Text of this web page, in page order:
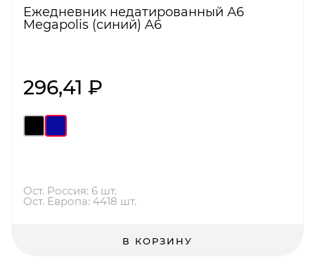
Ежедневник недатированный А6
Megapolis (синий) A6
296,41 ₽
Ост. Россия: 6 шт.
Ост. Европа: 4418 шт.
В КОРЗИНУ